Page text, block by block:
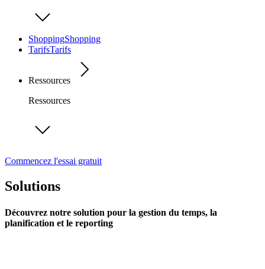
ShoppingShopping
TarifsTarifs
Ressources
Ressources
Commencez l'essai gratuit
Solutions
Découvrez notre solution pour la gestion du temps, la
planification et le reporting